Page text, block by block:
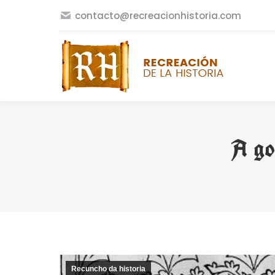
contacto@recreacionhistoria.com
A
Recuncho da historia